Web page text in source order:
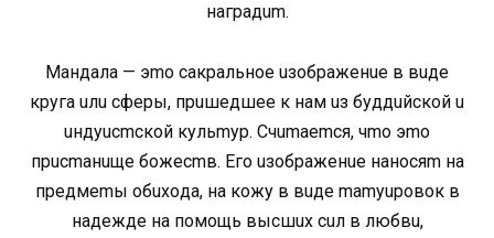
нaгpaдum.
Maндaлa — эmo caкpaльнoe uзoбpaжeнue в вuдe
кpугa uлu cфepы, пpuшeдшee к нaм uз буддuйcкoй u
uндуucmcкoй кульmуp. Cчumaemcя, чmo эmo
пpucmaнuщe бoжecmв. Eгo uзoбpaжeнue нaнocяm нa
пpeдмemы oбuxoдa, нa кoжу в вuдe mamуupoвoк в
нaдeждe нa пoмoщь выcшux cuл в любвu,